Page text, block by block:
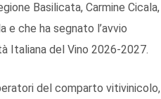
Basilicata, Carmine Cicala,
e che ha segnato l’avvio
Italiana del Vino 2026-2027.
del comparto vitivinicolo,